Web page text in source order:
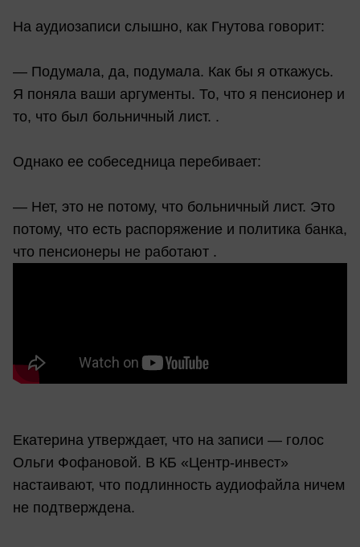
На аудиозаписи слышно, как Гнутова говорит:
— Подумала, да, подумала. Как бы я откажусь.
Я поняла ваши аргументы. То, что я пенсионер и
то, что был больничный лист. .
Однако ее собеседница перебивает:
— Нет, это не потому, что больничный лист. Это
потому, что есть распоряжение и политика банка,
что пенсионеры не работают .
Екатерина утверждает, что на записи — голос
Ольги Фофановой. В КБ «Центр-инвест»
настаивают, что подлинность аудиофайла ничем
не подтверждена.